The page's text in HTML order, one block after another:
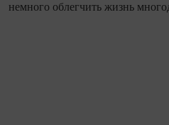
немного облегчить жизнь